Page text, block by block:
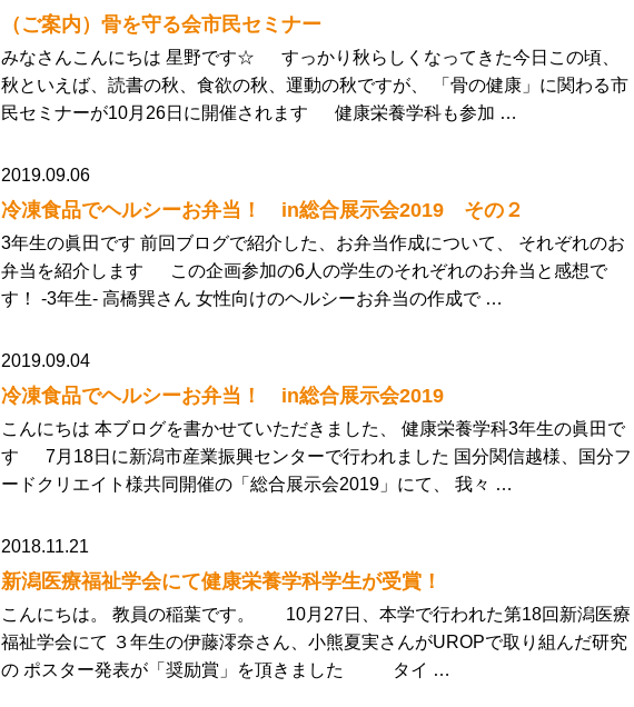
（ご案内）骨を守る会市民セミナー
みなさんこんにちは 星野です☆ すっかり秋らしくなってきた今日この頃、
秋といえば、読書の秋、食欲の秋、運動の秋ですが、 「骨の健康」に関わる市
民セミナーが10月26日に開催されます 健康栄養学科も参加 …
2019.09.06
冷凍食品でヘルシーお弁当！ in総合展示会2019 その２
3年生の眞田です 前回ブログで紹介した、お弁当作成について、 それぞれのお
弁当を紹介します この企画参加の6人の学生のそれぞれのお弁当と感想で
す！ -3年生- 高橋巽さん 女性向けのヘルシーお弁当の作成で …
2019.09.04
冷凍食品でヘルシーお弁当！ in総合展示会2019
こんにちは 本ブログを書かせていただきました、 健康栄養学科3年生の眞田で
す 7月18日に新潟市産業振興センターで行われました 国分関信越様、国分フ
ードクリエイト様共同開催の「総合展示会2019」にて、 我々 …
2018.11.21
新潟医療福祉学会にて健康栄養学科学生が受賞！
こんにちは。 教員の稲葉です。 10月27日、本学で行われた第18回新潟医療
福祉学会にて ３年生の伊藤澪奈さん、小熊夏実さんがUROPで取り組んだ研究
の ポスター発表が「奨励賞」を頂きました タイ …